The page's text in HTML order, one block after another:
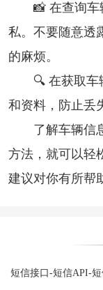
📸 在查询
私。不要随意透
的麻烦。
🔍 在获取
和资料，防止丢
了解车辆信
方法，就可以轻
建议对你有所帮
短信接口-短信API-